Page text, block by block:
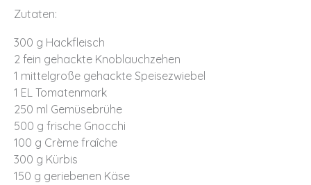
Zutaten:
300 g Hackfleisch
2 fein gehackte Knoblauchzehen
1 mittelgroße gehackte Speisezwiebel
1 EL Tomatenmark
250 ml Gemüsebrühe
500 g frische Gnocchi
100 g Crème fraîche
300 g Kürbis
150 g geriebenen Käse